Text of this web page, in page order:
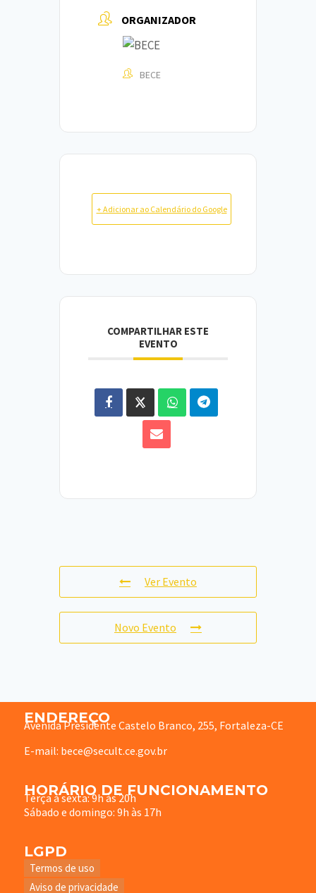
ORGANIZADOR
BECE
+ Adicionar ao Calendário do Google
COMPARTILHAR ESTE
EVENTO
Ver Evento
Novo Evento
ENDEREÇO
Avenida Presidente Castelo Branco, 255, Fortaleza-CE
E-mail: bece@secult.ce.gov.br
HORÁRIO DE FUNCIONAMENTO
Terça à sexta: 9h às 20h
Sábado e domingo: 9h às 17h
LGPD
Termos de uso
Aviso de privacidade